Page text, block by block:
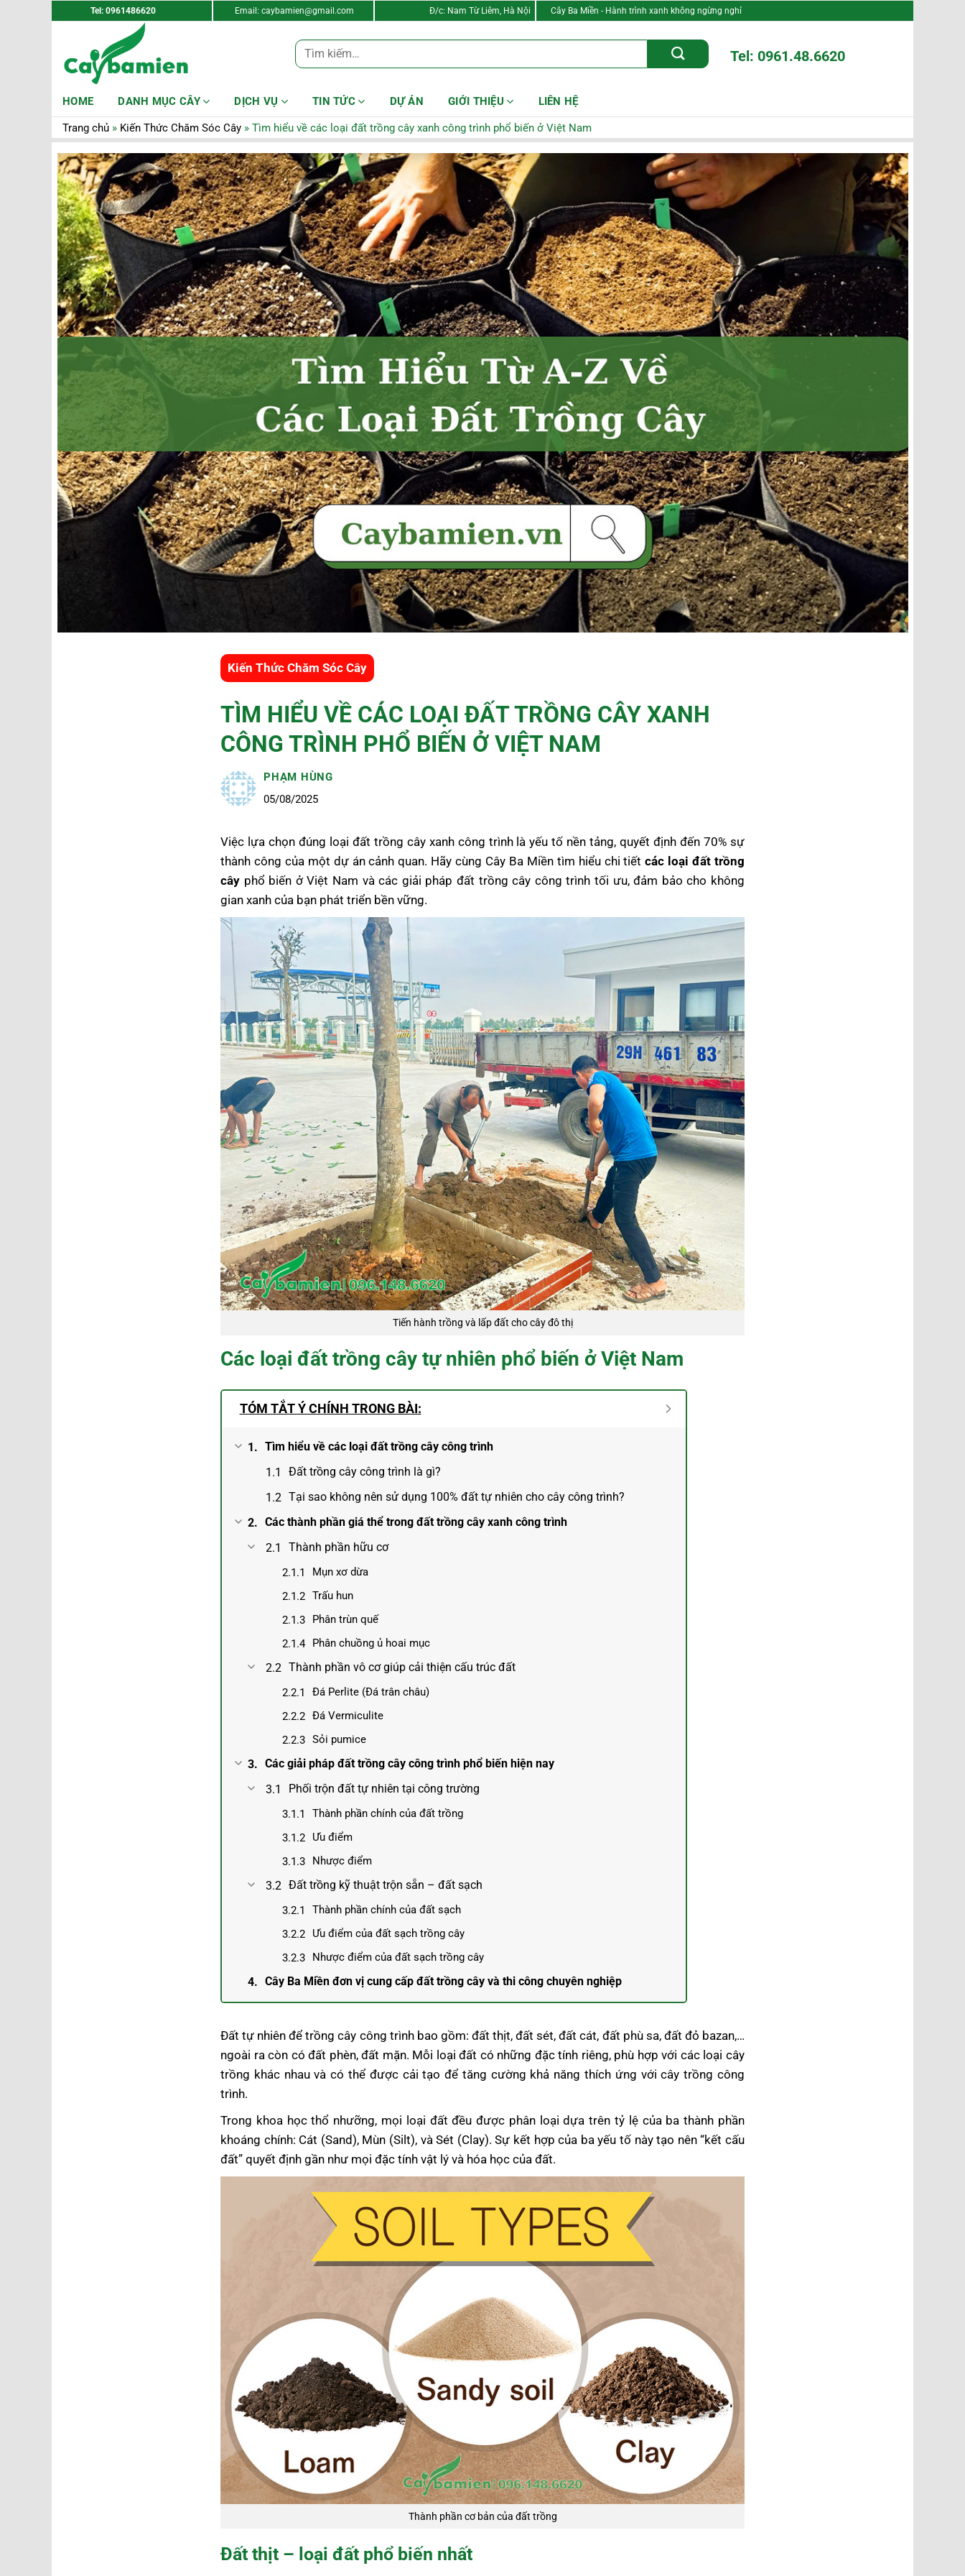
Tel: 0961486620 Email: caybamien@gmail.com Đ/c: Nam Từ Liêm, Hà Nội Cây Ba Miền - Hành trình xanh không ngừng nghỉ
Tìm
kiếm:
Tel: 0961.48.6620
HOME DANH MỤC CÂY DỊCH VỤ TIN TỨC DỰ ÁN GIỚI THIỆU LIÊN HỆ
Trang chủ » Kiến Thức Chăm Sóc Cây » Tìm hiểu về các loại đất trồng cây xanh công trình phổ biến ở Việt Nam
Kiến Thức Chăm Sóc Cây
TÌM HIỂU VỀ CÁC LOẠI ĐẤT TRỒNG CÂY XANH
CÔNG TRÌNH PHỔ BIẾN Ở VIỆT NAM
PHẠM HÙNG
05/08/2025
Việc lựa chọn đúng loại đất trồng cây xanh công trình là yếu tố nền tảng, quyết định đến 70% sự
thành công của một dự án cảnh quan. Hãy cùng Cây Ba Miền tìm hiểu chi tiếtcác loại đất trồng
cây phổ biến ở Việt Nam và các giải pháp đất trồng cây công trình tối ưu, đảm bảo cho không
gian xanh của bạn phát triển bền vững.
Tiến hành trồng và lấp đất cho cây đô thị
Các loại đất trồng cây tự nhiên phổ biến ở Việt Nam
TÓM TẮT Ý CHÍNH TRONG BÀI:
Tìm hiểu về các loại đất trồng cây công trình
Đất trồng cây công trình là gì?
Tại sao không nên sử dụng 100% đất tự nhiên cho cây công trình?
Các thành phần giá thể trong đất trồng cây xanh công trình
Thành phần hữu cơ
Mụn xơ dừa
Trấu hun
Phân trùn quế
Phân chuồng ủ hoai mục
Thành phần vô cơ giúp cải thiện cấu trúc đất
Đá Perlite (Đá trân châu)
Đá Vermiculite
Sỏi pumice
Các giải pháp đất trồng cây công trình phổ biến hiện nay
Phối trộn đất tự nhiên tại công trường
Thành phần chính của đất trồng
Ưu điểm
Nhược điểm
Đất trồng kỹ thuật trộn sẵn – đất sạch
Thành phần chính của đất sạch
Ưu điểm của đất sạch trồng cây
Nhược điểm của đất sạch trồng cây
Cây Ba Miền đơn vị cung cấp đất trồng cây và thi công chuyên nghiệp
Đất tự nhiên để trồng cây công trình bao gồm: đất thịt, đất sét, đất cát, đất phù sa, đất đỏ bazan,…
ngoài ra còn có đất phèn, đất mặn. Mỗi loại đất có những đặc tính riêng, phù hợp với các loại cây
trồng khác nhau và có thể được cải tạo để tăng cường khả năng thích ứng với cây trồng công
trình.
Trong khoa học thổ nhưỡng, mọi loại đất đều được phân loại dựa trên tỷ lệ của ba thành phần
khoáng chính: Cát (Sand), Mùn (Silt), và Sét (Clay). Sự kết hợp của ba yếu tố này tạo nên “kết cấu
đất” quyết định gần như mọi đặc tính vật lý và hóa học của đất.
Thành phần cơ bản của đất trồng
Đất thịt – loại đất phổ biến nhất